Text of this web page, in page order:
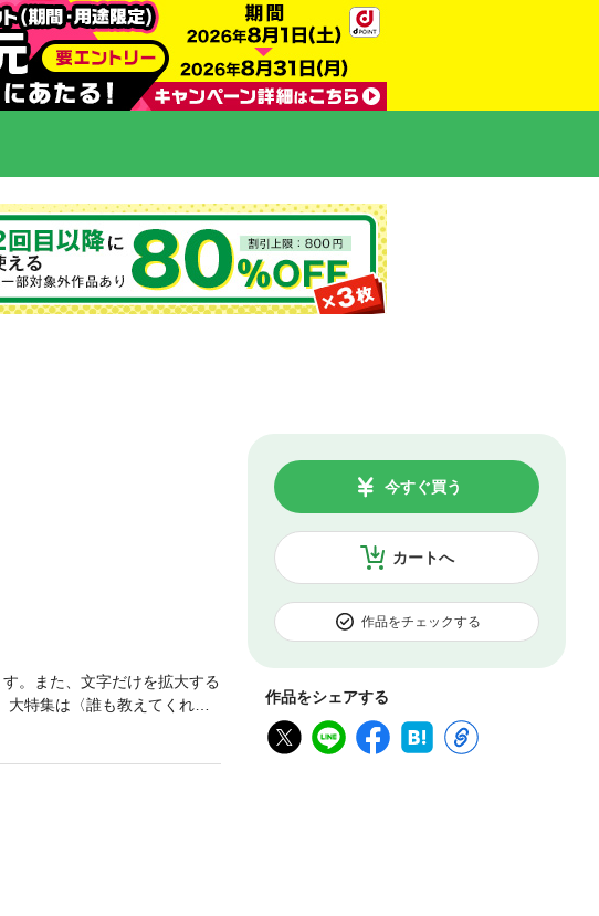
カートへ
今すぐ買う
作品をチェックする
作品をシェアする
。また、文字だけを拡大する
特集は〈誰も教えてくれな
穴とは──。俳句独特の手法
※電子版には読者投句ハガ
や投句ができません。あらか